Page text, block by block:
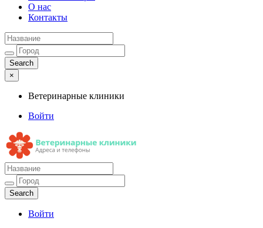
О нас
Контакты
×
Ветеринарные клиники
Войти
Ветеринарные клиники
Адреса и телефоны
Войти